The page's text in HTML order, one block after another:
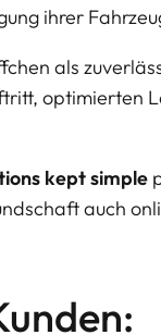
ihrer
als
optimierten
kept simple
auch